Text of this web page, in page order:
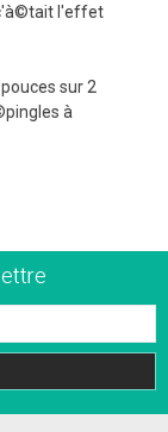
l'effet
sur 2
à